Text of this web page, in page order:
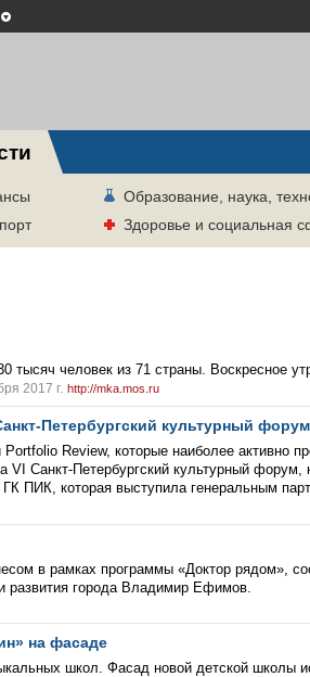
Образование, наука,
Здоровье и социальная
человек из 71 страны. Воскресное
2017 г. http://mka.mos.ru
Петербургский культурный форум
Review, которые наиболее активно
Санкт-Петербургский культурный форум,
ПИК, которая выступила генеральным
в рамках программы «Доктор рядом»,
развития города Владимир Ефимов.
на фасаде
школ. Фасад новой детской школы